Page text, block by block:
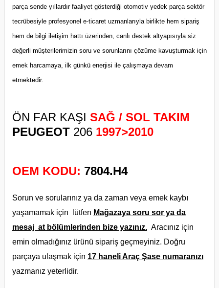
parça sende yıllardır faaliyet gösterdiği otomotiv yedek parça sektör
tecrübesiyle profesyonel e-ticaret uzmanlarıyla birlikte hem sipariş
hem de bilgi iletişim hattı üzerinden, canlı destek altyapısıyla siz
değerli müşterilerimizin soru ve sorunlarını çözüme kavuşturmak için
emek harcamaya, ilk günkü enerjisi ile çalışmaya devam
etmektedir.
ÖN FAR KAŞI SAĞ / SOL TAKIM
PEUGEOT 206 1997>2010
OEM KODU: 7804.H4
Sorun ve sorularınız ya da zaman veya emek kaybı
yaşamamak için lütfen Mağazaya soru sor ya da
mesaj at bölümlerinden bize yazınız. Aracınız için
emin olmadığınız ürünü sipariş geçmeyiniz. Doğru
parçaya ulaşmak için 17 haneli Araç Şase numaranızı
yazmanız yeterlidir.